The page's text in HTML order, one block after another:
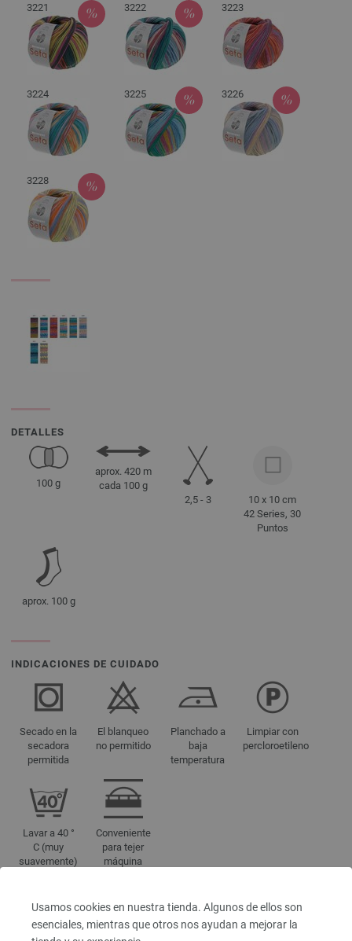
Usamos cookies en nuestra tienda. Algunos de ellos son
esenciales, mientras que otros nos ayudan a mejorar la
3221
3222 3223
3224 3225 3226
3228
DETALLES
100 g
aprox. 420 m
cada 100 g
2,5 - 3
10 x 10 cm
42 Series, 30
Puntos
aprox. 100 g
INDICACIONES DE CUIDADO
Secado en la
secadora
permitida
El blanqueo
no permitido
Planchado a
baja
temperatura
Limpiar con
percloroetileno
Lavar a 40 °
C (muy
suavemente)
Conveniente
para tejer
máquina
REFERENCIAS DE COLORES